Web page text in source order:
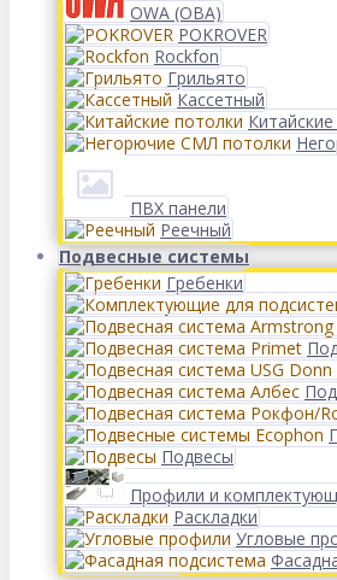
OWA (ОВА)
POKROVER
Rockfon
Грильято
Кассетный
ПВХ панели
Реечный
Подвесные системы
Гребенки
Подвесы
Профили и
Раскладки
Угловые